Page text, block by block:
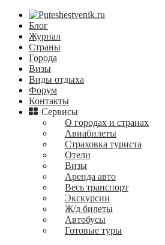
Блог
Журнал
Страны
Города
Визы
Виды отдыха
Форум
Контакты
Сервисы
О городах и странах
Авиабилеты
Страховка туриста
Отели
Визы
Аренда авто
Весь транспорт
Экскурсии
Ж/д билеты
Автобусы
Готовые туры